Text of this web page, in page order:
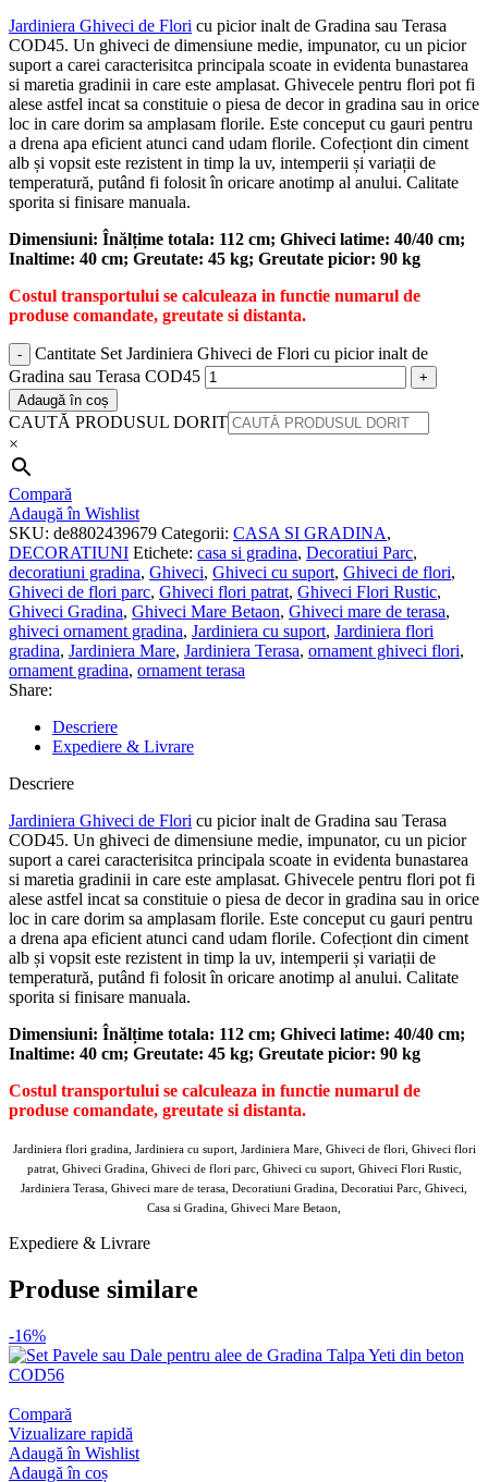
Jardiniera Ghiveci de Flori cu picior inalt de Gradina sau Terasa
COD45. Un ghiveci de dimensiune medie, impunator, cu un picior
suport a carei caracterisitca principala scoate in evidenta bunastarea
si maretia gradinii in care este amplasat. Ghivecele pentru flori pot fi
alese astfel incat sa constituie o piesa de decor in gradina sau in orice
loc in care dorim sa amplasam florile. Este conceput cu gauri pentru
a drena apa eficient atunci cand udam florile. Cofecționt din ciment
alb și vopsit este rezistent in timp la uv, intemperii și variații de
temperatură, putând fi folosit în oricare anotimp al anului. Calitate
sporita si finisare manuala.
Dimensiuni: Înălțime totala: 112 cm; Ghiveci latime: 40/40 cm;
Inaltime: 40 cm; Greutate: 45 kg; Greutate picior: 90 kg
Costul transportului se calculeaza in functie numarul de
produse comandate, greutate si distanta.
Cantitate Set Jardiniera Ghiveci de Flori cu picior inalt de
Gradina sau Terasa COD45
Adaugă în coș
CAUTĂ PRODUSUL DORIT
×
Compară
Adaugă în Wishlist
SKU: de8802439679 Categorii: CASA SI GRADINA,
DECORATIUNI Etichete: casa si gradina, Decoratiui Parc,
decoratiuni gradina, Ghiveci, Ghiveci cu suport, Ghiveci de flori,
Ghiveci de flori parc, Ghiveci flori patrat, Ghiveci Flori Rustic,
Ghiveci Gradina, Ghiveci Mare Betaon, Ghiveci mare de terasa,
ghiveci ornament gradina, Jardiniera cu suport, Jardiniera flori
gradina, Jardiniera Mare, Jardiniera Terasa, ornament ghiveci flori,
ornament gradina, ornament terasa
Share:
Descriere
Expediere & Livrare
Descriere
Jardiniera Ghiveci de Flori cu picior inalt de Gradina sau Terasa
COD45. Un ghiveci de dimensiune medie, impunator, cu un picior
suport a carei caracterisitca principala scoate in evidenta bunastarea
si maretia gradinii in care este amplasat. Ghivecele pentru flori pot fi
alese astfel incat sa constituie o piesa de decor in gradina sau in orice
loc in care dorim sa amplasam florile. Este conceput cu gauri pentru
a drena apa eficient atunci cand udam florile. Cofecționt din ciment
alb și vopsit este rezistent in timp la uv, intemperii și variații de
temperatură, putând fi folosit în oricare anotimp al anului. Calitate
sporita si finisare manuala.
Dimensiuni: Înălțime totala: 112 cm; Ghiveci latime: 40/40 cm;
Inaltime: 40 cm; Greutate: 45 kg; Greutate picior: 90 kg
Costul transportului se calculeaza in functie numarul de
produse comandate, greutate si distanta.
Jardiniera flori gradina, Jardiniera cu suport, Jardiniera Mare, Ghiveci de flori, Ghiveci flori
patrat, Ghiveci Gradina, Ghiveci de flori parc, Ghiveci cu suport, Ghiveci Flori Rustic,
Jardiniera Terasa, Ghiveci mare de terasa, Decoratiuni Gradina, Decoratiui Parc, Ghiveci,
Casa si Gradina, Ghiveci Mare Betaon,
Expediere & Livrare
Produse similare
-16%
Compară
Vizualizare rapidă
Adaugă în Wishlist
Adaugă în coș